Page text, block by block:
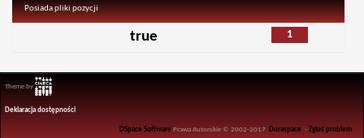
Posiada pliki pozycji
1
true
Theme by
Deklaracja dostępności
DSpace Software Prawa Autorskie © 2002-2017 Duraspace -Zgłoś problem